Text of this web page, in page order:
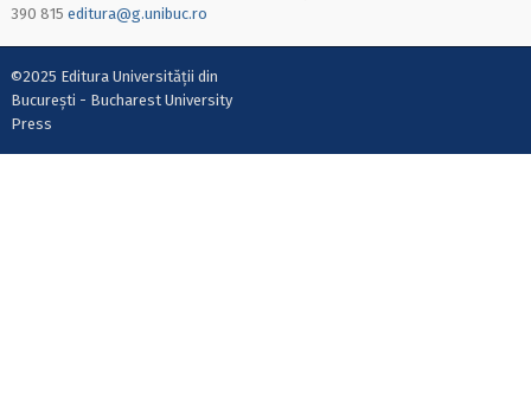
390 815 editura@g.unibuc.ro
©2025 Editura Universității din
București - Bucharest University
Press